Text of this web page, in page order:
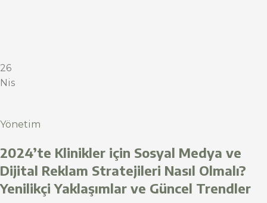
26
Nis
Yönetim
2024’te Klinikler için Sosyal Medya ve
Dijital Reklam Stratejileri Nasıl Olmalı?
Yenilikçi Yaklaşımlar ve Güncel Trendler